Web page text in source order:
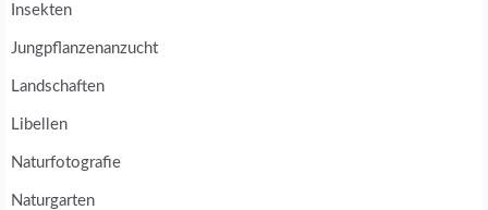
Insekten
Jungpflanzenanzucht
Landschaften
Libellen
Naturfotografie
Naturgarten